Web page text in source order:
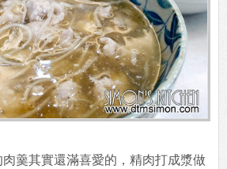
羹其實還滿喜愛的，精肉打成漿做